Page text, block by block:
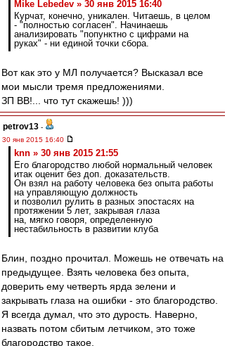
Mike Lebedev » 30 янв 2015 16:40
Курчат, конечно, уникален. Читаешь, в целом
- "полностью согласен". Начинаешь
анализировать "попунктно с цифрами на
руках" - ни единой точки сбора.
Вот как это у МЛ получается? Высказал все
мои мысли тремя предложениями.
ЗП ВВ!... что тут скажешь! )))
petrov13 -
30 янв 2015 16:40
knn » 30 янв 2015 21:55
Его благородство любой нормальный человек
итак оценит без доп. доказательств.
Он взял на работу человека без опыта работы
на управляющую должность
и позволил рулить в разных эпостасях на
протяжении 5 лет, закрывая глаза
на, мягко говоря, определенную
нестабильность в развитии клуба
Блин, поздно прочитал. Можешь не отвечать на
предыдущее. Взять человека без опыта,
доверить ему четверть ярда зелени и
закрывать глаза на ошибки - это благородство.
Я всегда думал, что это дурость. Наверно,
назвать потом сбитым летчиком, это тоже
благородство такое.